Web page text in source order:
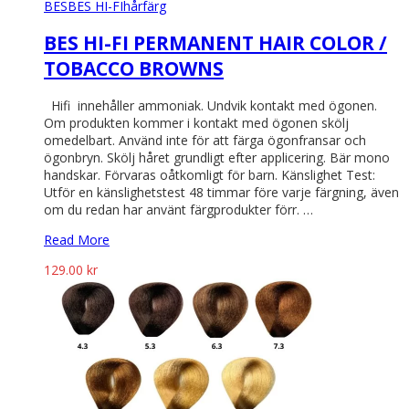
BESBES HI-FIhårfärg
BES HI-FI PERMANENT HAIR COLOR /
TOBACCO BROWNS
Hifi innehåller ammoniak. Undvik kontakt med ögonen.
Om produkten kommer i kontakt med ögonen skölj
omedelbart. Använd inte för att färga ögonfransar och
ögonbryn. Skölj håret grundligt efter applicering. Bär mono
handskar. Förvaras oåtkomligt för barn. Känslighet Test:
Utför en känslighetstest 48 timmar före varje färgning, även
om du redan har använt färgprodukter förr. …
Read More
129.00 kr